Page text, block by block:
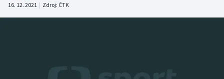
16. 12. 2021 | Zdroj: ČTK